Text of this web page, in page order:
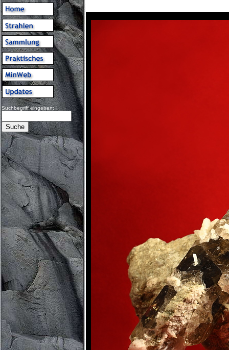
Suchbegriff eingeben: